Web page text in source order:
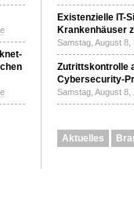
Existenzielle IT-
Krankenhäuser
Samstag, August
Zutrittskontrolle
Cybersecurity-
Samstag, August
Aktuelles